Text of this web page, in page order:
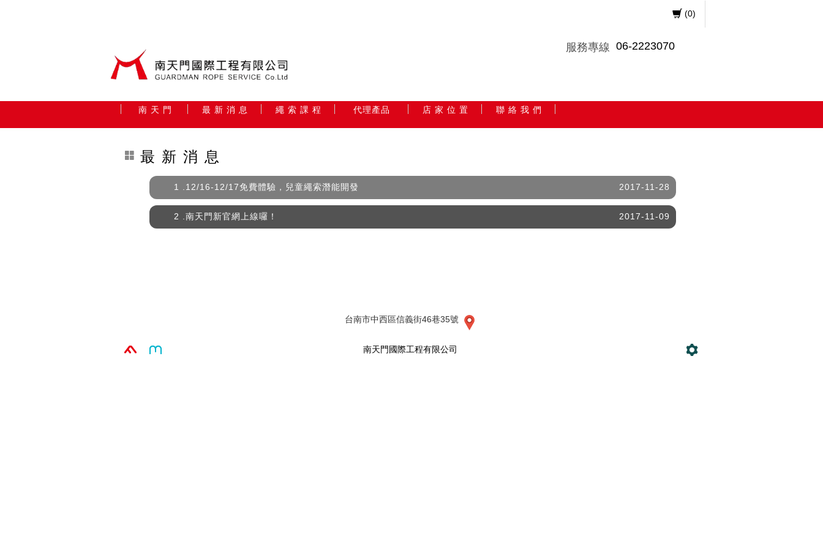
(0)
服務專線 06-2223070
南 天 門 最 新 消 息 繩 索 課 程 代理產品 店 家 位 置 聯 絡 我 們
最 新 消 息
1 .12/16-12/17免費體驗，兒童繩索潛能開發 2017-11-28
2 .南天門新官網上線囉！ 2017-11-09
台南市中西區信義街46巷35號
南天門國際工程有限公司